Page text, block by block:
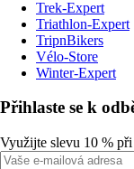
Trek-Expert
Triathlon-Expert
TripnBikers
Vélo-Store
Winter-Expert
Přihlaste se k
Využijte slevu 10 %